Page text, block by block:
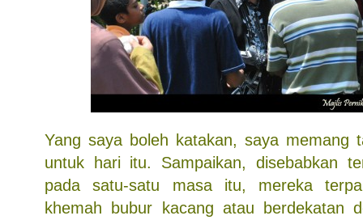
Yang saya boleh katakan, saya memang
untuk hari itu. Sampaikan, disebabkan
pada satu-satu masa itu, mereka
khemah bubur kacang atau berdekatan